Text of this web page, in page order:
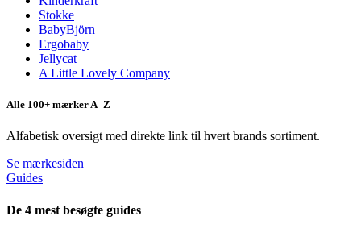
Stokke
BabyBjörn
Ergobaby
Jellycat
A Little Lovely Company
Alle 100+ mærker A–Z
Alfabetisk oversigt med direkte link til hvert brands sortiment.
Se mærkesiden
Guides
De 4 mest besøgte guides